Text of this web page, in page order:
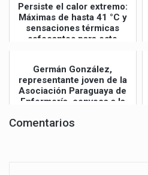
Persiste el calor extremo:
Máximas de hasta 41 °C y
sensaciones térmicas
sofocantes para este
Germán González,
representante joven de la
Asociación Paraguaya de
Enfermería, convoca a la
Comentarios